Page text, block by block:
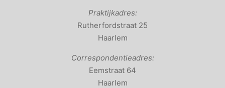
Praktijkadres:
Rutherfordstraat 25
Haarlem
Correspondentieadres:
Eemstraat 64
Haarlem